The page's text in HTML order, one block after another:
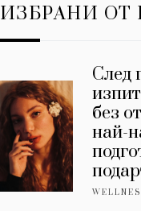
ИЗБРАНИ ОТ
След
без
най-